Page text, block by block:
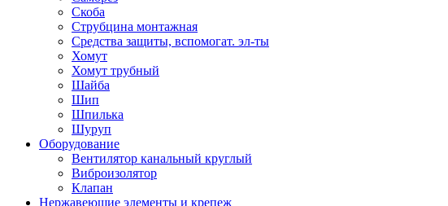
Скоба
Струбцина монтажная
Средства защиты, вспомогат. эл-ты
Хомут
Хомут трубный
Шайба
Шип
Шпилька
Шуруп
Оборудование
Вентилятор канальный круглый
Виброизолятор
Клапан
Нержавеющие элементы и крепеж